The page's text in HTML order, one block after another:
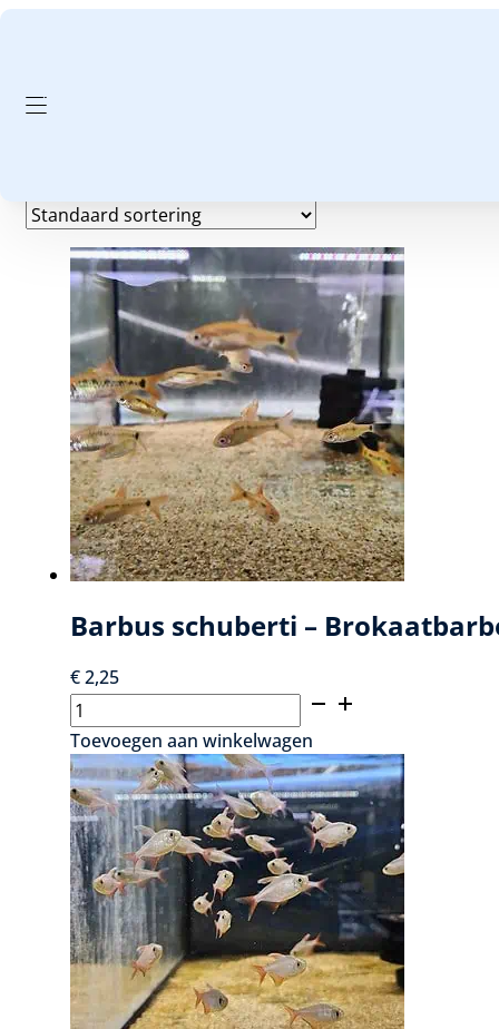
Jong
Barbus schuberti –
€2,25
Barbus
schuberti
-
Brokaatbarbeel
aantal
Toevoegen aan winkelwagen